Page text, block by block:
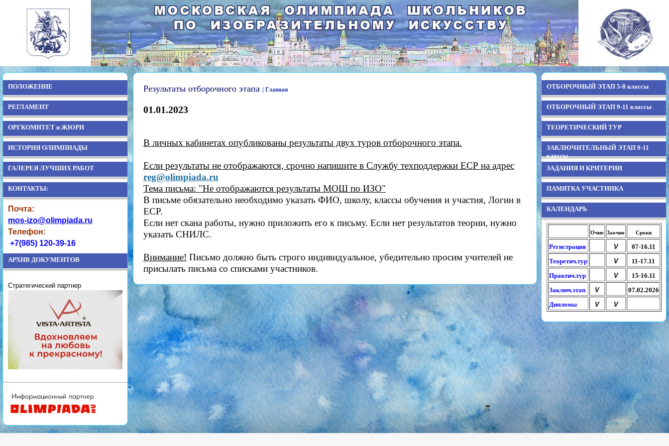
ПОЛОЖЕНИЕ
РЕГЛАМЕНТ
ОРГКОМИТЕТ и ЖЮРИ
ИСТОРИЯ ОЛИМПИАДЫ
ГАЛЕРЕЯ ЛУЧШИХ РАБОТ
КОНТАКТЫ:
Почта:
mos-izo@olimpiada.ru
Телефон:
+7(985) 120-39-16
АРХИВ ДОКУМЕНТОВ
Стратегический партнер
Результаты отборочного этапа | Главная
01.01.2023
В личных кабинетах опубликованы результаты двух туров отборочного этапа.
Если результаты не отображаются, срочно напишите в Службу техподдержки ЕСР на адрес
reg@olimpiada.ru
Тема письма: "Не отображаются результаты МОШ по ИЗО"
В письме обязательно необходимо указать ФИО, школу, классы обучения и участия, Логин в
ЕСР.
Если нет скана работы, нужно приложить его к письму. Если нет результатов теории, нужно
указать СНИЛС.
Внимание! Письмо должно быть строго индивидуальное, убедительно просим учителей не
присылать письма со списками участников.
ОТБОРОЧНЫЙ ЭТАП 5-8 классы
ОТБОРОЧНЫЙ ЭТАП 9-11 классы
ТЕОРЕТИЧЕСКИЙ ТУР
ЗАКЛЮЧИТЕЛЬНЫЙ ЭТАП 9-11
классы
ЗАДАНИЯ И КРИТЕРИИ
ПАМЯТКА УЧАСТНИКА
КАЛЕНДАРЬ
Очно Заочно Сроки
Регистрация V
07-16.11
Теоретич.тур
V
11-17.11
Практич.тур
V
15-16.11
Заключ.этап
V
07.02.2026
Дипломы
V V